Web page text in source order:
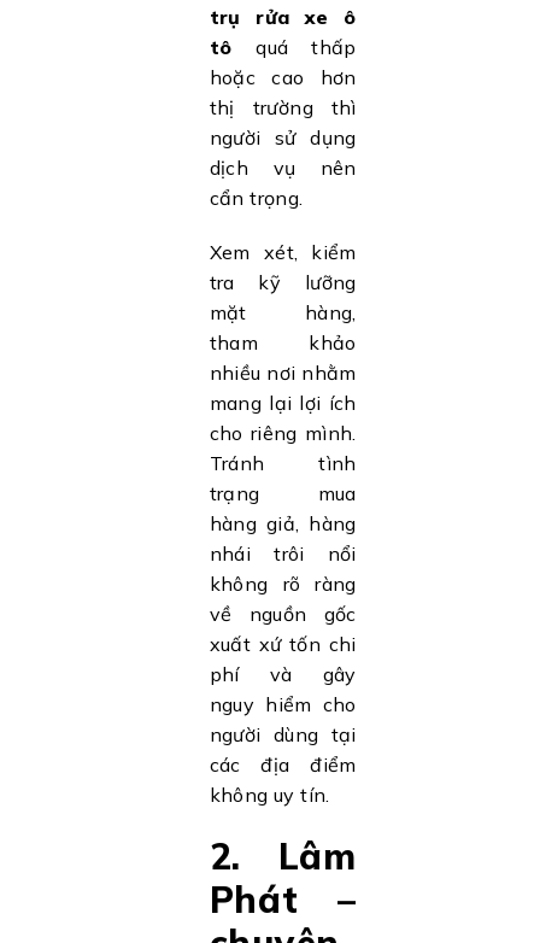
trụ rửa xe ô
tôquá thấp
hoặc cao hơn
thị trường thì
người sử dụng
dịch vụ nên
cẩn trọng.
Xem xét, kiểm
tra kỹ lưỡng
mặt hàng,
tham khảo
nhiều nơi nhằm
mang lại lợi ích
cho riêng mình.
Tránh tình
trạng mua
hàng giả, hàng
nhái trôi nổi
không rõ ràng
về nguồn gốc
xuất xứ tốn chi
phí và gây
nguy hiểm cho
người dùng tại
các địa điểm
không uy tín.
2. Lâm
Phát –